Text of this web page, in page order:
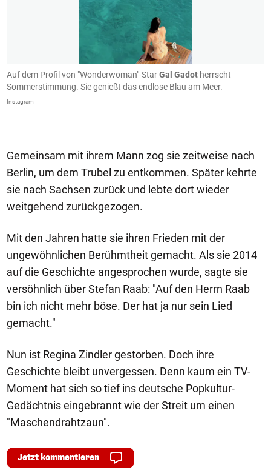
Auf dem Profil von "Wonderwoman"-StarGal Gadot herrscht
Sommerstimmung. Sie genießt das endlose Blau am Meer.
Instagram
Gemeinsam mit ihrem Mann zog sie zeitweise nach
Berlin, um dem Trubel zu entkommen. Später kehrte
sie nach Sachsen zurück und lebte dort wieder
weitgehend zurückgezogen.
Mit den Jahren hatte sie ihren Frieden mit der
ungewöhnlichen Berühmtheit gemacht. Als sie 2014
auf die Geschichte angesprochen wurde, sagte sie
versöhnlich über Stefan Raab: "Auf den Herrn Raab
bin ich nicht mehr böse. Der hat ja nur sein Lied
gemacht."
Nun ist Regina Zindler gestorben. Doch ihre
Geschichte bleibt unvergessen. Denn kaum ein TV-
Moment hat sich so tief ins deutsche Popkultur-
Gedächtnis eingebrannt wie der Streit um einen
"Maschendrahtzaun".
Jetzt kommentieren